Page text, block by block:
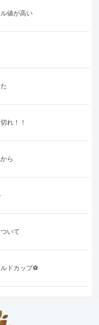
値が高い
れ！！
ら
いて
ドカップ⚽️